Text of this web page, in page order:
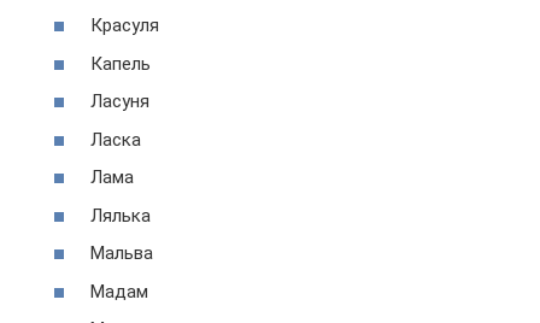
Красуля
Капель
Ласуня
Ласка
Лама
Лялька
Мальва
Мадам